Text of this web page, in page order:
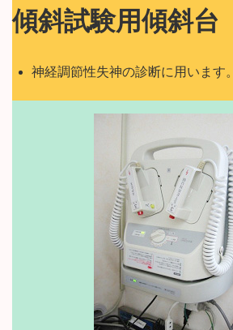
傾斜試験用傾斜台
神経調節性失神の診断に用います。